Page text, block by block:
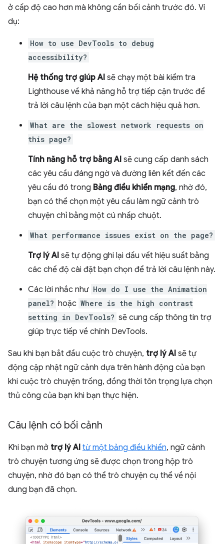
ở cấp độ cao hơn mà không cần bối cảnh trước đó. Ví
dụ:
How to use DevTools to debug
accessibility?
Hệ thống trợ giúp AI sẽ chạy một bài kiểm tra
Lighthouse về khả năng hỗ trợ tiếp cận trước để
trả lời câu lệnh của bạn một cách hiệu quả hơn.
What are the slowest network requests on
this page?
Tính năng hỗ trợ bằng AI sẽ cung cấp danh sách
các yêu cầu đáng ngờ và đường liên kết đến các
yêu cầu đó trong Bảng điều khiển mạng, nhờ đó,
bạn có thể chọn một yêu cầu làm ngữ cảnh trò
chuyện chỉ bằng một cú nhấp chuột.
What performance issues exist on the page?
Trợ lý AI sẽ tự động ghi lại dấu vết hiệu suất bằng
các chế độ cài đặt bạn chọn để trả lời câu lệnh này.
Các lời nhắc như How do I use the Animation
panel? hoặc Where is the high contrast
setting in DevTools? sẽ cung cấp thông tin trợ
giúp trực tiếp về chính DevTools.
Sau khi bạn bắt đầu cuộc trò chuyện, trợ lý AI sẽ tự
động cập nhật ngữ cảnh dựa trên hành động của bạn
khi cuộc trò chuyện trống, đồng thời tôn trọng lựa chọn
thủ công của bạn khi bạn thực hiện.
Câu lệnh có bối cảnh
Khi bạn mở trợ lý AI từ một bảng điều khiển, ngữ cảnh
trò chuyện tương ứng sẽ được chọn trong hộp trò
chuyện, nhờ đó bạn có thể trò chuyện cụ thể về nội
dung bạn đã chọn.